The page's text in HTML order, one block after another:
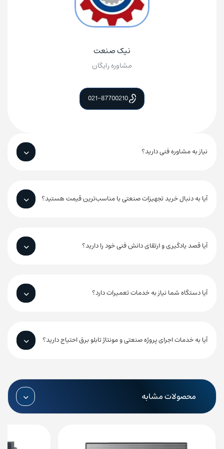
نیک صنعت
مشاوره رایگان
021-87700210
نیاز به مشاوره فنی دارید؟
آیا به دنبال خرید تجهیزات صنعتی با مناسب‌ترین قیمت هستید؟
آیا قصد یادگیری و ارتقای دانش فنی خود را دارید؟
آیا دستگاه شما نیاز به خدمات تعمیرات دارد؟
آیا به خدمات اجرای پروژه صنعتی و مونتاژ تابلو برق احتیاج دارید؟
محصولات مشابه